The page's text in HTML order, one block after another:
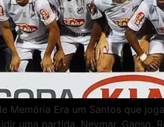
Memória Era um Santos que
uma partida. Neymar, Ganso,